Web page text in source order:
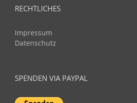
RECHTLICHES
Impressum
Datenschutz
SPENDEN VIA PAYPAL